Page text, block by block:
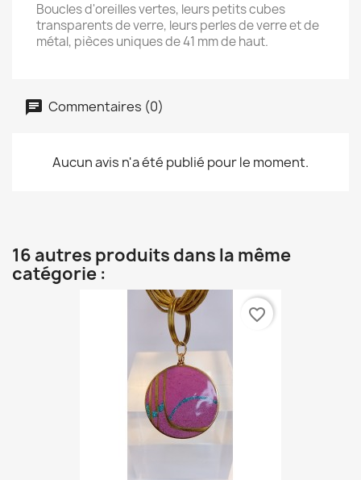
Boucles d'oreilles vertes, leurs petits cubes
transparents de verre, leurs perles de verre et de
métal, pièces uniques de 41 mm de haut.
Commentaires (0)
Aucun avis n'a été publié pour le moment.
16 autres produits dans la même
catégorie :
favorite_border